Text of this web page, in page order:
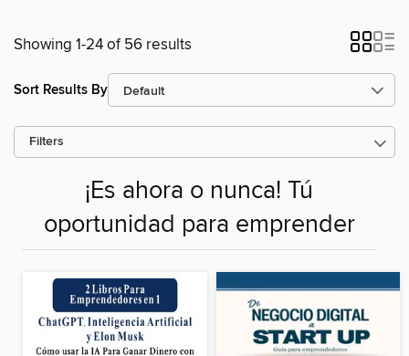
Showing 1-24 of 56 results
Sort Results By
Filters
¡Es ahora o nunca! Tú
oportunidad para emprender